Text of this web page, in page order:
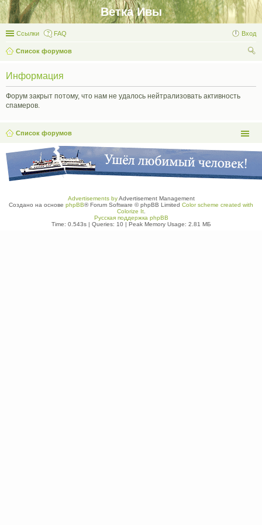
Ветка Ивы
Ссылки FAQ Вход
Список форумов
Информация
Форум закрыт потому, что нам не удалось нейтрализовать активность
спамеров.
Список форумов
Advertisements byAdvertisement Management
Создано на основе phpBB® Forum Software © phpBB Limited Color scheme created with
Colorize It.
Русская поддержка phpBB
Time: 0.543s| Queries: 10| Peak Memory Usage: 2.81 МБ